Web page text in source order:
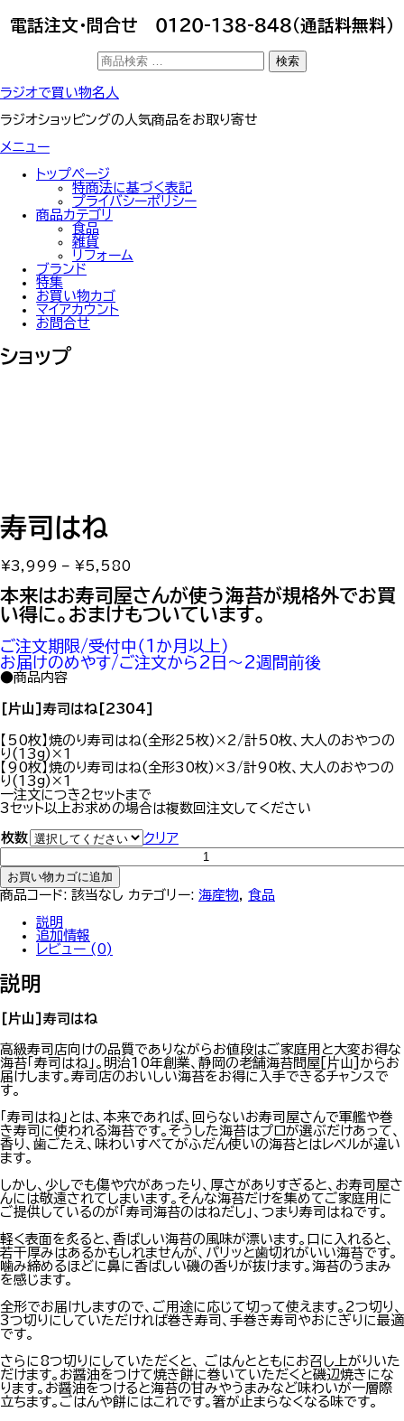
電話注文・問合せ ０１２０-１３８-８４８（通話料無料）
検
索
対
象:
検索
コ
テ
ツ
ラジオで買い物名人
ラジオショッピングの人気商品をお取り寄せ
メニュー
トップぺージ
特商法に基づく表記
プライバシーポリシー
商品カテゴリ
食品
雑貨
リフォーム
ブランド
特集
お買い物カゴ
マイアカウント
お問合せ
ショップ
寿司はね
¥3,999 – ¥ 5,580
帯:
¥3,999
–
本来はお寿司屋さんが使う海苔が規格外でお買
い得に。おまけもついています。
ご注文期限/受付中（1か月以上）
お届けのめやす/ご注文から2日～2週間前後
●商品内容
[片山]寿司はね[2304]
【50枚】焼のり寿司はね(全形25枚)×2/計50枚、大人のおやつの
り(13g)×1
【90枚】焼のり寿司はね(全形30枚)×3/計90枚、大人のおやつの
り(13g)×1
一注文につき2セットまで
3セット以上お求めの場合は複数回注文してください
枚数
クリア
司
は
ね
お買い物カゴに追加
商品コード: 該当なし カテゴリー: 海産物, 食品
説明
追加情報
レビュー (0)
説明
[片山]寿司はね
高級寿司店向けの品質でありながらお値段はご家庭用と大変お得な
海苔「寿司はね」。明治10年創業、静岡の老舗海苔問屋[片山]からお
届けします。寿司店のおいしい海苔をお得に入手できるチャンスで
す。
「寿司はね」とは、本来であれば、回らないお寿司屋さんで軍艦や巻
き寿司に使われる海苔です。そうした海苔はプロが選ぶだけあって、
香り、歯ごたえ、味わいすべてがふだん使いの海苔とはレベルが違い
ます。
しかし、少しでも傷や穴があったり、厚さがありすぎると、お寿司屋さ
んには敬遠されてしまいます。そんな海苔だけを集めてご家庭用に
ご提供しているのが「寿司海苔のはねだし」、つまり寿司はねです。
軽く表面を炙ると、香ばしい海苔の風味が漂います。口に入れると、
若干厚みはあるかもしれませんが、パリッと歯切れがいい海苔です。
噛み締めるほどに鼻に香ばしい磯の香りが抜けます。海苔のうまみ
を感じます。
全形でお届けしますので、ご用途に応じて切って使えます。2つ切り、
3つ切りにしていただければ巻き寿司、手巻き寿司やおにぎりに最適
です。
さらに8つ切りにしていただくと、 ごはんとともにお召し上がりいた
だけます。お醤油をつけて焼き餅に巻いていただくと磯辺焼きにな
ります。お醤油をつけると海苔の甘みやうまみなど味わいが一層際
立ちます。ごはんや餅にはこれです。箸が止まらなくなる味です。